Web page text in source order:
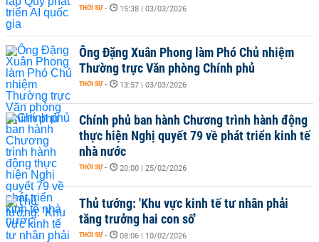
THỜI SỰ - 15:38 | 03/03/2026
Ông Đặng Xuân Phong làm Phó Chủ nhiệm
Thường trực Văn phòng Chính phủ
THỜI SỰ - 13:57 | 03/03/2026
Chính phủ ban hành Chương trình hành động
thực hiện Nghị quyết 79 về phát triển kinh tế
nhà nước
THỜI SỰ - 20:00 | 25/02/2026
Thủ tướng: 'Khu vực kinh tế tư nhân phải
tăng trưởng hai con số'
THỜI SỰ - 08:06 | 10/02/2026